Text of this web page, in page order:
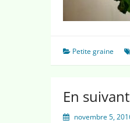
Petite graine
En
novembre 5,